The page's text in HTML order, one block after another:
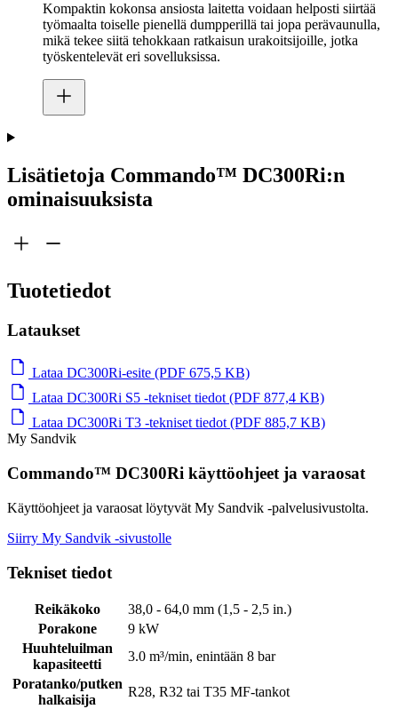
Kompaktin kokonsa ansiosta laitetta voidaan helposti siirtää
työmaalta toiselle pienellä dumpperillä tai jopa perävaunulla,
mikä tekee siitä tehokkaan ratkaisun urakoitsijoille, jotka
työskentelevät eri sovelluksissa.
Lisätietoja Commando™ DC300Ri:n
ominaisuuksista
Tuotetiedot
Lataukset
Lataa DC300Ri-esite (PDF 675,5 KB)
Lataa DC300Ri S5 -tekniset tiedot (PDF 877,4 KB)
Lataa DC300Ri T3 -tekniset tiedot (PDF 885,7 KB)
My Sandvik
Commando™ DC300Ri käyttöohjeet ja varaosat
Käyttöohjeet ja varaosat löytyvät My Sandvik -palvelusivustolta.
Siirry My Sandvik -sivustolle
Tekniset tiedot
Reikäkoko
38,0 - 64,0 mm (1,5 - 2,5 in.)
Porakone
9 kW
Huuhteluilman
kapasiteetti
3.0 m³/min, enintään 8 bar
Poratanko/putken
halkaisija
R28, R32 tai T35 MF-tankot